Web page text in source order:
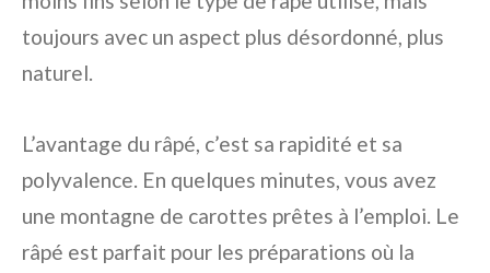
toujours avec un aspect plus désordonné, plus
naturel.
L’avantage du râpé, c’est sa rapidité et sa
polyvalence. En quelques minutes, vous avez
une montagne de carottes prêtes à l’emploi. Le
râpé est parfait pour les préparations où la